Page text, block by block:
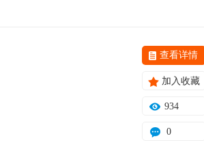
查看详情
加入收藏
934
0